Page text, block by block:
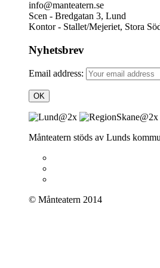
info@manteatern.se
Scen - Bredgatan 3, Lund
Kontor - Stallet/Mejeriet, Stora
Nyhetsbrev
Email address:
Månteatern stöds av Lunds
© Månteatern 2014